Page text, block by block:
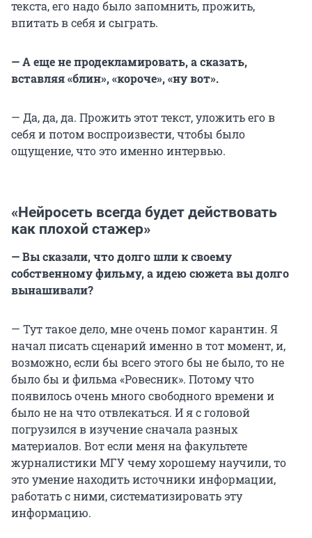
текста, его надо было запомнить, прожить,
впитать в себя и сыграть.
— А еще не продекламировать, а сказать,
вставляя «блин», «короче», «ну вот».
— Да, да, да. Прожить этот текст, уложить его в
себя и потом воспроизвести, чтобы было
ощущение, что это именно интервью.
«Нейросеть всегда будет действовать
как плохой стажер»
— Вы сказали, что долго шли к своему
собственному фильму, а идею сюжета вы долго
вынашивали?
— Тут такое дело, мне очень помог карантин. Я
начал писать сценарий именно в тот момент, и,
возможно, если бы всего этого бы не было, то не
было бы и фильма «Ровесник». Потому что
появилось очень много свободного времени и
было не на что отвлекаться. И я с головой
погрузился в изучение сначала разных
материалов. Вот если меня на факультете
журналистики МГУ чему хорошему научили, то
это умение находить источники информации,
работать с ними, систематизировать эту
информацию.